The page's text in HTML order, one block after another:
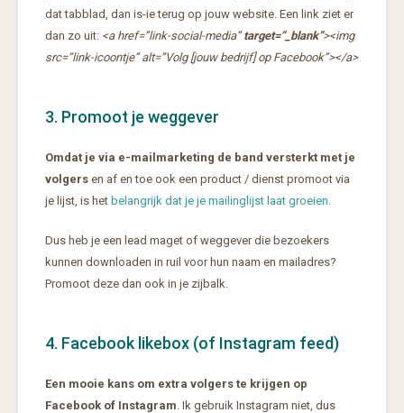
dat tabblad, dan is-ie terug op jouw website. Een link ziet er
dan zo uit: <a href=”link-social-media”target=”_blank”><img
src=”link-icoontje” alt=”Volg [jouw bedrijf] op Facebook”></a>
3. Promoot je weggever
Omdat je via e-mailmarketing de band versterkt met je
volgers en af en toe ook een product / dienst promoot via
je lijst, is het belangrijk dat je je mailinglijst laat groeien
Dus heb je een lead maget of weggever die bezoekers
kunnen downloaden in ruil voor hun naam en mailadres?
Promoot deze dan ook in je zijbalk.
4. Facebook likebox (of Instagram feed)
Een mooie kans om extra volgers te krijgen op
Facebook of Instagram . Ik gebruik Instagram niet, dus